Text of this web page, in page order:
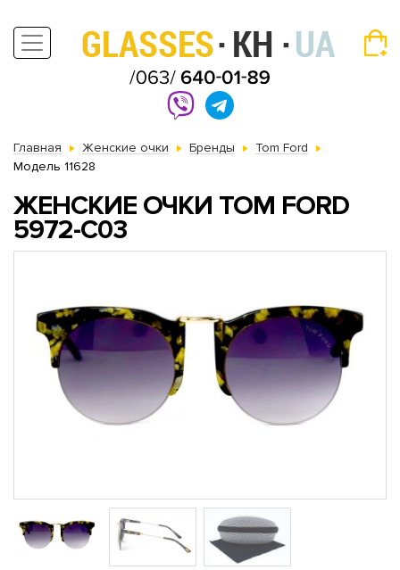
Главная Женские очки Бренды
Tom Ford
Модель 11628
ЖЕНСКИЕ ОЧКИ TOM FORD
5972-C03